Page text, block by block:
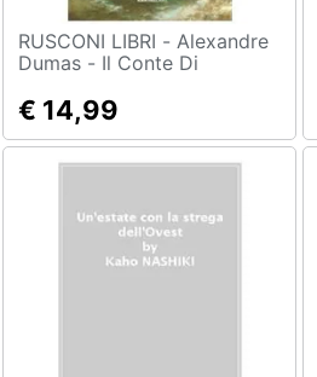
RUSCONI LIBRI - Alexandre
Dumas - Il Conte Di
€ 14,99